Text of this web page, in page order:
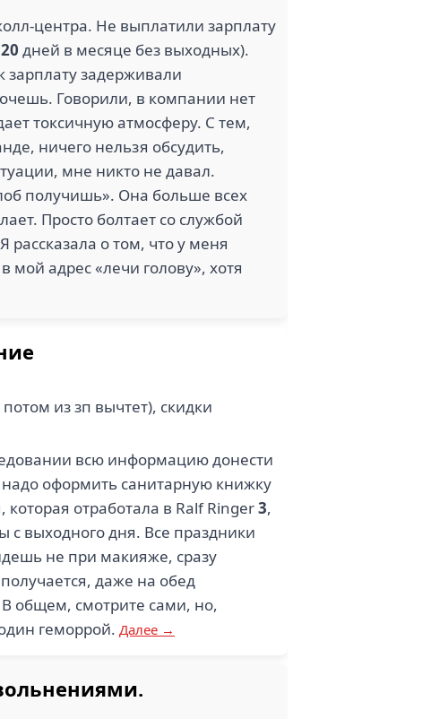
центра. Не выплатили зарплату
20 дней в месяце без выходных).
зарплату задерживали
Говорили, в компании нет
токсичную атмосферу. С тем,
ничего нельзя обсудить,
мне никто не давал.
получишь». Она больше всех
Просто болтает со службой
рассказала о том, что у меня
мой адрес «лечи голову», хотя
из зп вычтет), скидки
всю информацию донести
оформить санитарную книжку
отработала в Ralf Ringer3,
выходного дня. Все праздники
не при макияже, сразу
даже на обед
В общем, смотрите сами, но,
геморрой. Далее →